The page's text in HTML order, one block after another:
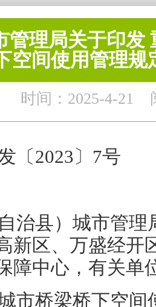
管理局关于印发
空间使用管理规
时间：2025-4-21
〔2023〕7号
治县）城市管理
新区、万盛经开
障中心，有关单
城市桥梁桥下空